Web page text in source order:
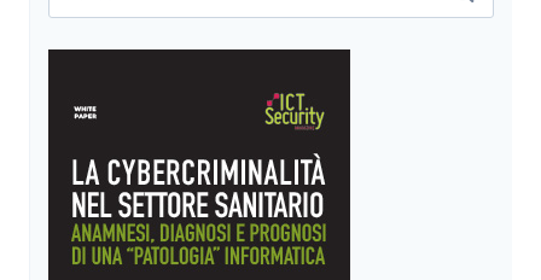
TECNICA
per: